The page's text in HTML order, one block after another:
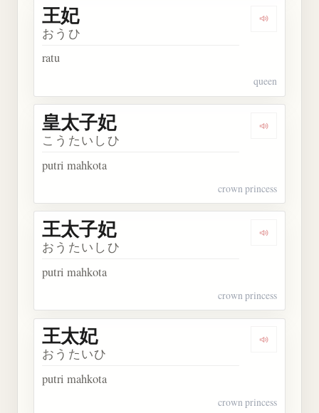
Dengarkan
王妃
おうひ
ratu
queen
Dengarkan
皇太子妃
こうたいしひ
putri mahkota
crown princess
Dengarkan
王太子妃
おうたいしひ
putri mahkota
crown princess
Dengarkan
王太妃
おうたいひ
putri mahkota
crown princess